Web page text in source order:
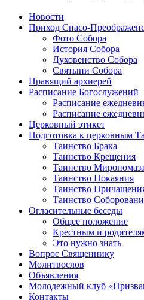
Новости
Приход Спасо-
Фото Собора
История Собора
Духовенство Собора
Святыни Собора
Правящий архиерей
Расписание Богослужений
Расписание
Расписание
Церковный этикет
Подготовка к церковным
Таинство Брака
Таинство Крещения
Таинство
Таинство Покаяния
Таинство
Таинство
Огласительные беседы
Общее положение
Крестным и
Это нужно знать
Вопрос Священнику
Молитвослов
Объявления
Молодежный клуб
Контакты